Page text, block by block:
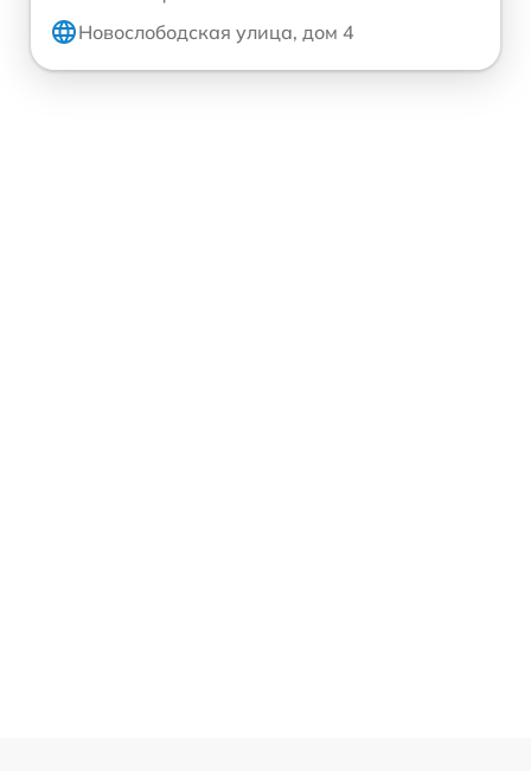
Новослободская улица, дом 4